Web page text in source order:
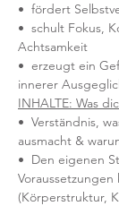
•  fördert
•  schult Fokus,
Achtsamkeit
•  erzeugt ein
innerer
INHALTE: Was
•  Verständnis,
ausmacht &
•  Den eigenen
(Körperstruktur,